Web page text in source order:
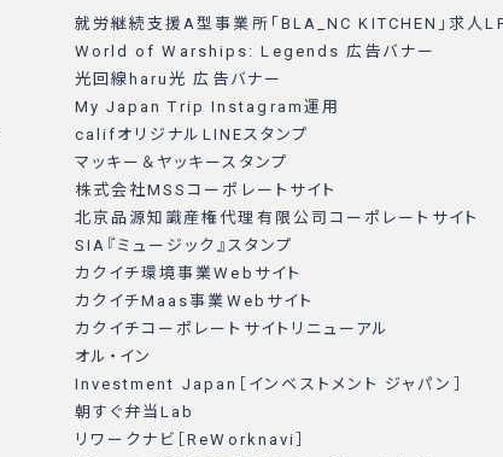
就労継続支援A型事業所「BLA_NC KITCHEN」求人
World of Warships: Legends 広告バナー
光回線haru光 広告バナー
My Japan Trip Instagram運用
califオリジナルLINEスタンプ
マッキー＆ヤッキースタンプ
株式会社MSSコーポレートサイト
北京品源知識産権代理有限公司コーポレートサイト
SIA『ミュージック』スタンプ
カクイチ環境事業Webサイト
カクイチMaas事業Webサイト
カクイチコーポレートサイトリニューアル
オル・イン
Investment Japan［インベストメント ジャパン］
朝すぐ弁当Lab
リワークナビ［ReWorknavi］